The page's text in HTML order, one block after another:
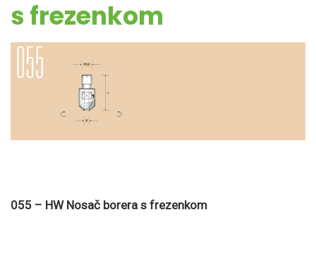
s frezenkom
055 – HW Nosač borera s frezenkom